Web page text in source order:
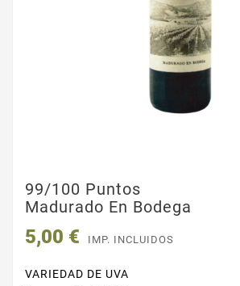
99/100 Puntos
Madurado En Bodega
5,00 € IMP. INCLUIDOS
VARIEDAD DE UVA